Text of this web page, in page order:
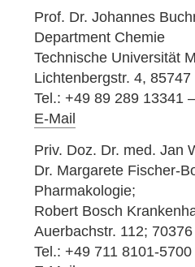
Prof. Dr. Johannes
Department Chemie
Technische Universität
Lichtenbergstr. 4,
Tel.: +49 89 289 13341
E-Mail
Priv. Doz. Dr. med. Jan
Dr. Margarete Fischer-
Pharmakologie;
Robert Bosch
Auerbachstr. 112;
Tel.: +49 711 8101-